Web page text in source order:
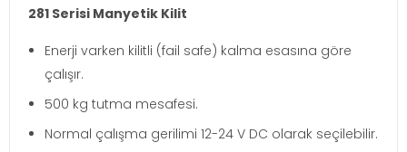
281 Serisi Manyetik Kilit
Enerji varken kilitli (fail safe) kalma esasına göre
çalışır.
500 kg tutma mesafesi.
Normal çalışma gerilimi 12-24 V DC olarak seçilebilir.